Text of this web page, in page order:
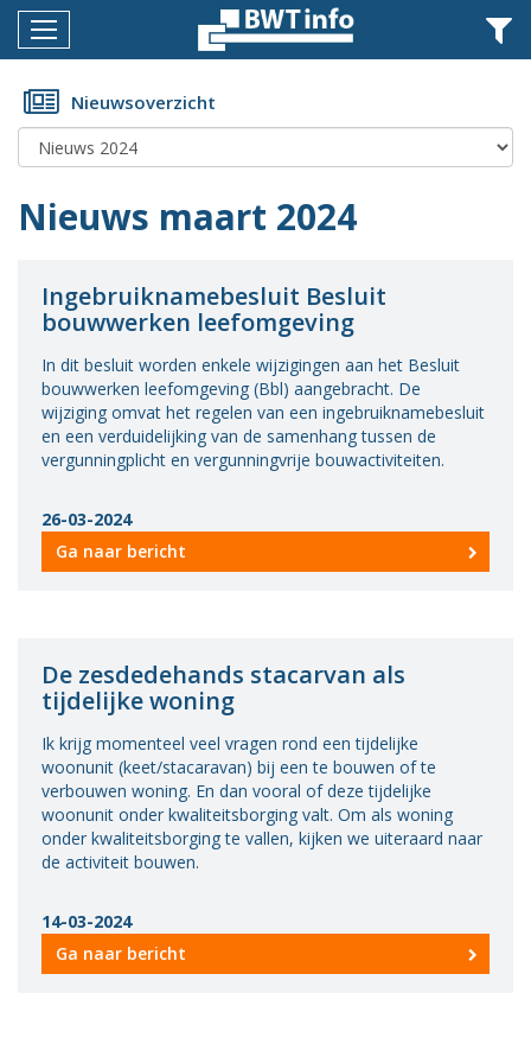
Menu
Home
Nieuws
Documenten
Dossiers
Fotoalbums
Opleidingen
Over
BWT
Vacatures
Contact
Nieuwsoverzicht
Nieuws maart 2024
Ingebruiknamebesluit Besluit
bouwwerken leefomgeving
In dit besluit worden enkele wijzigingen aan het Besluit
bouwwerken leefomgeving (Bbl) aangebracht. De
wijziging omvat het regelen van een ingebruiknamebesluit
en een verduidelijking van de samenhang tussen de
vergunningplicht en vergunningvrije bouwactiviteiten.
26-03-2024
Ga naar bericht
De zesdedehands stacarvan als
tijdelijke woning
Ik krijg momenteel veel vragen rond een tijdelijke
woonunit (keet/stacaravan) bij een te bouwen of te
verbouwen woning. En dan vooral of deze tijdelijke
woonunit onder kwaliteitsborging valt. Om als woning
onder kwaliteitsborging te vallen, kijken we uiteraard naar
de activiteit bouwen.
14-03-2024
Ga naar bericht